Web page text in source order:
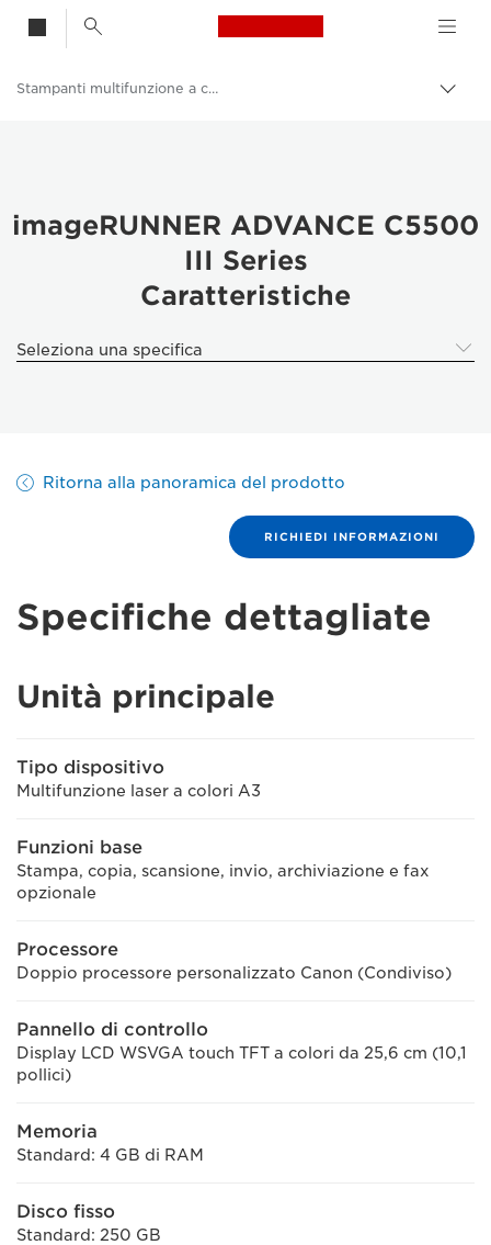
Canon Logo, back
Prodotti per le aziende
Stampanti e fax professionali
Stampanti multifunzione - Stampanti all in one
Stampanti multifunzione a colori
imageRUNNER ADVANCE C5500
III Series
Caratteristiche
Seleziona una specifica
Ritorna alla panoramica del prodotto
RICHIEDI INFORMAZIONI
Specifiche dettagliate
Unità principale
Tipo dispositivo
Multifunzione laser a colori A3
Funzioni base
Stampa, copia, scansione, invio, archiviazione e fax
opzionale
Processore
Doppio processore personalizzato Canon (Condiviso)
Pannello di controllo
Display LCD WSVGA touch TFT a colori da 25,6 cm (10,1
pollici)
Memoria
Standard: 4 GB di RAM
Disco fisso
Standard: 250 GB